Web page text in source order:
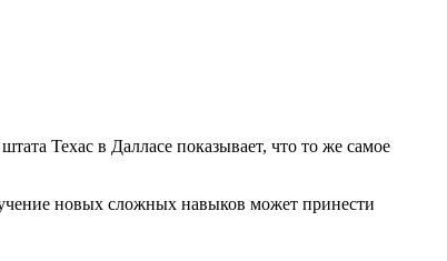
Техас в Далласе показывает, что то же самое
новых сложных навыков может принести